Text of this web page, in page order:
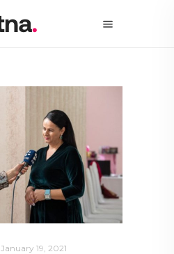
January 19, 2021